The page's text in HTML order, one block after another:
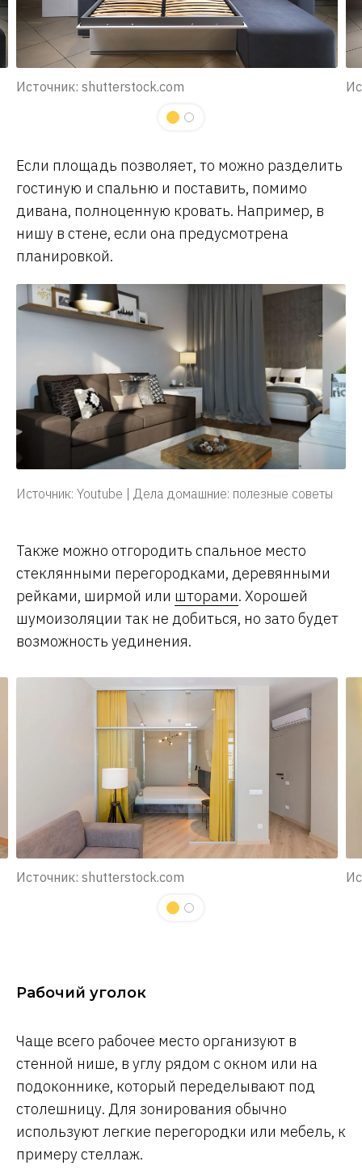
Источник: shutterstock.com
Если площадь позволяет, то можно разделить
гостиную и спальню и поставить, помимо
дивана, полноценную кровать. Например, в
нишу в стене, если она предусмотрена
планировкой.
Источник: Youtube | Дела домашние: полезные советы
Также можно отгородить спальное место
стеклянными перегородками, деревянными
рейками, ширмой или шторами. Хорошей
шумоизоляции так не добиться, но зато будет
возможность уединения.
Источник: shutterstock.com
Рабочий уголок
Чаще всего рабочее место организуют в
стенной нише, в углу рядом с окном или на
подоконнике, который переделывают под
столешницу. Для зонирования обычно
используют легкие перегородки или мебель, к
примеру стеллаж.